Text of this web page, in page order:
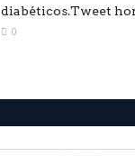
diabéticos.Tweet
0